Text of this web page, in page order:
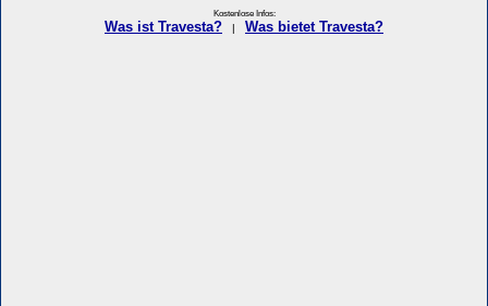
Kostenlose Infos:
Was ist Travesta? Was bietet Travesta?